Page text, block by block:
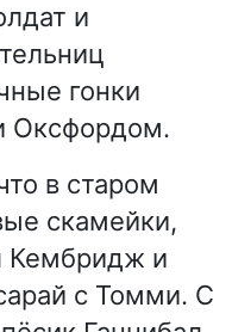
и
гонки
Оксфордом.
в старом
скамейки,
Кембридж и
с Томми. С